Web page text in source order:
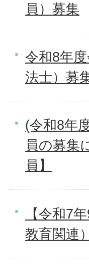
員）募集
令和8年
法士）募
(令和8年
員の募集
員】
【令和7
教育関連